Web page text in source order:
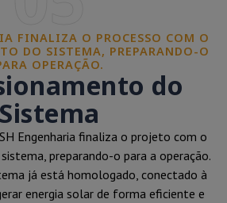
FINALIZA O PROCESSO COM O
DO SISTEMA, PREPARANDO-O
OPERAÇÃO.
do
Sistema
Engenharia finaliza o projeto com o
preparando-o para a operação.
já está homologado, conectado à
energia solar de forma eficiente e